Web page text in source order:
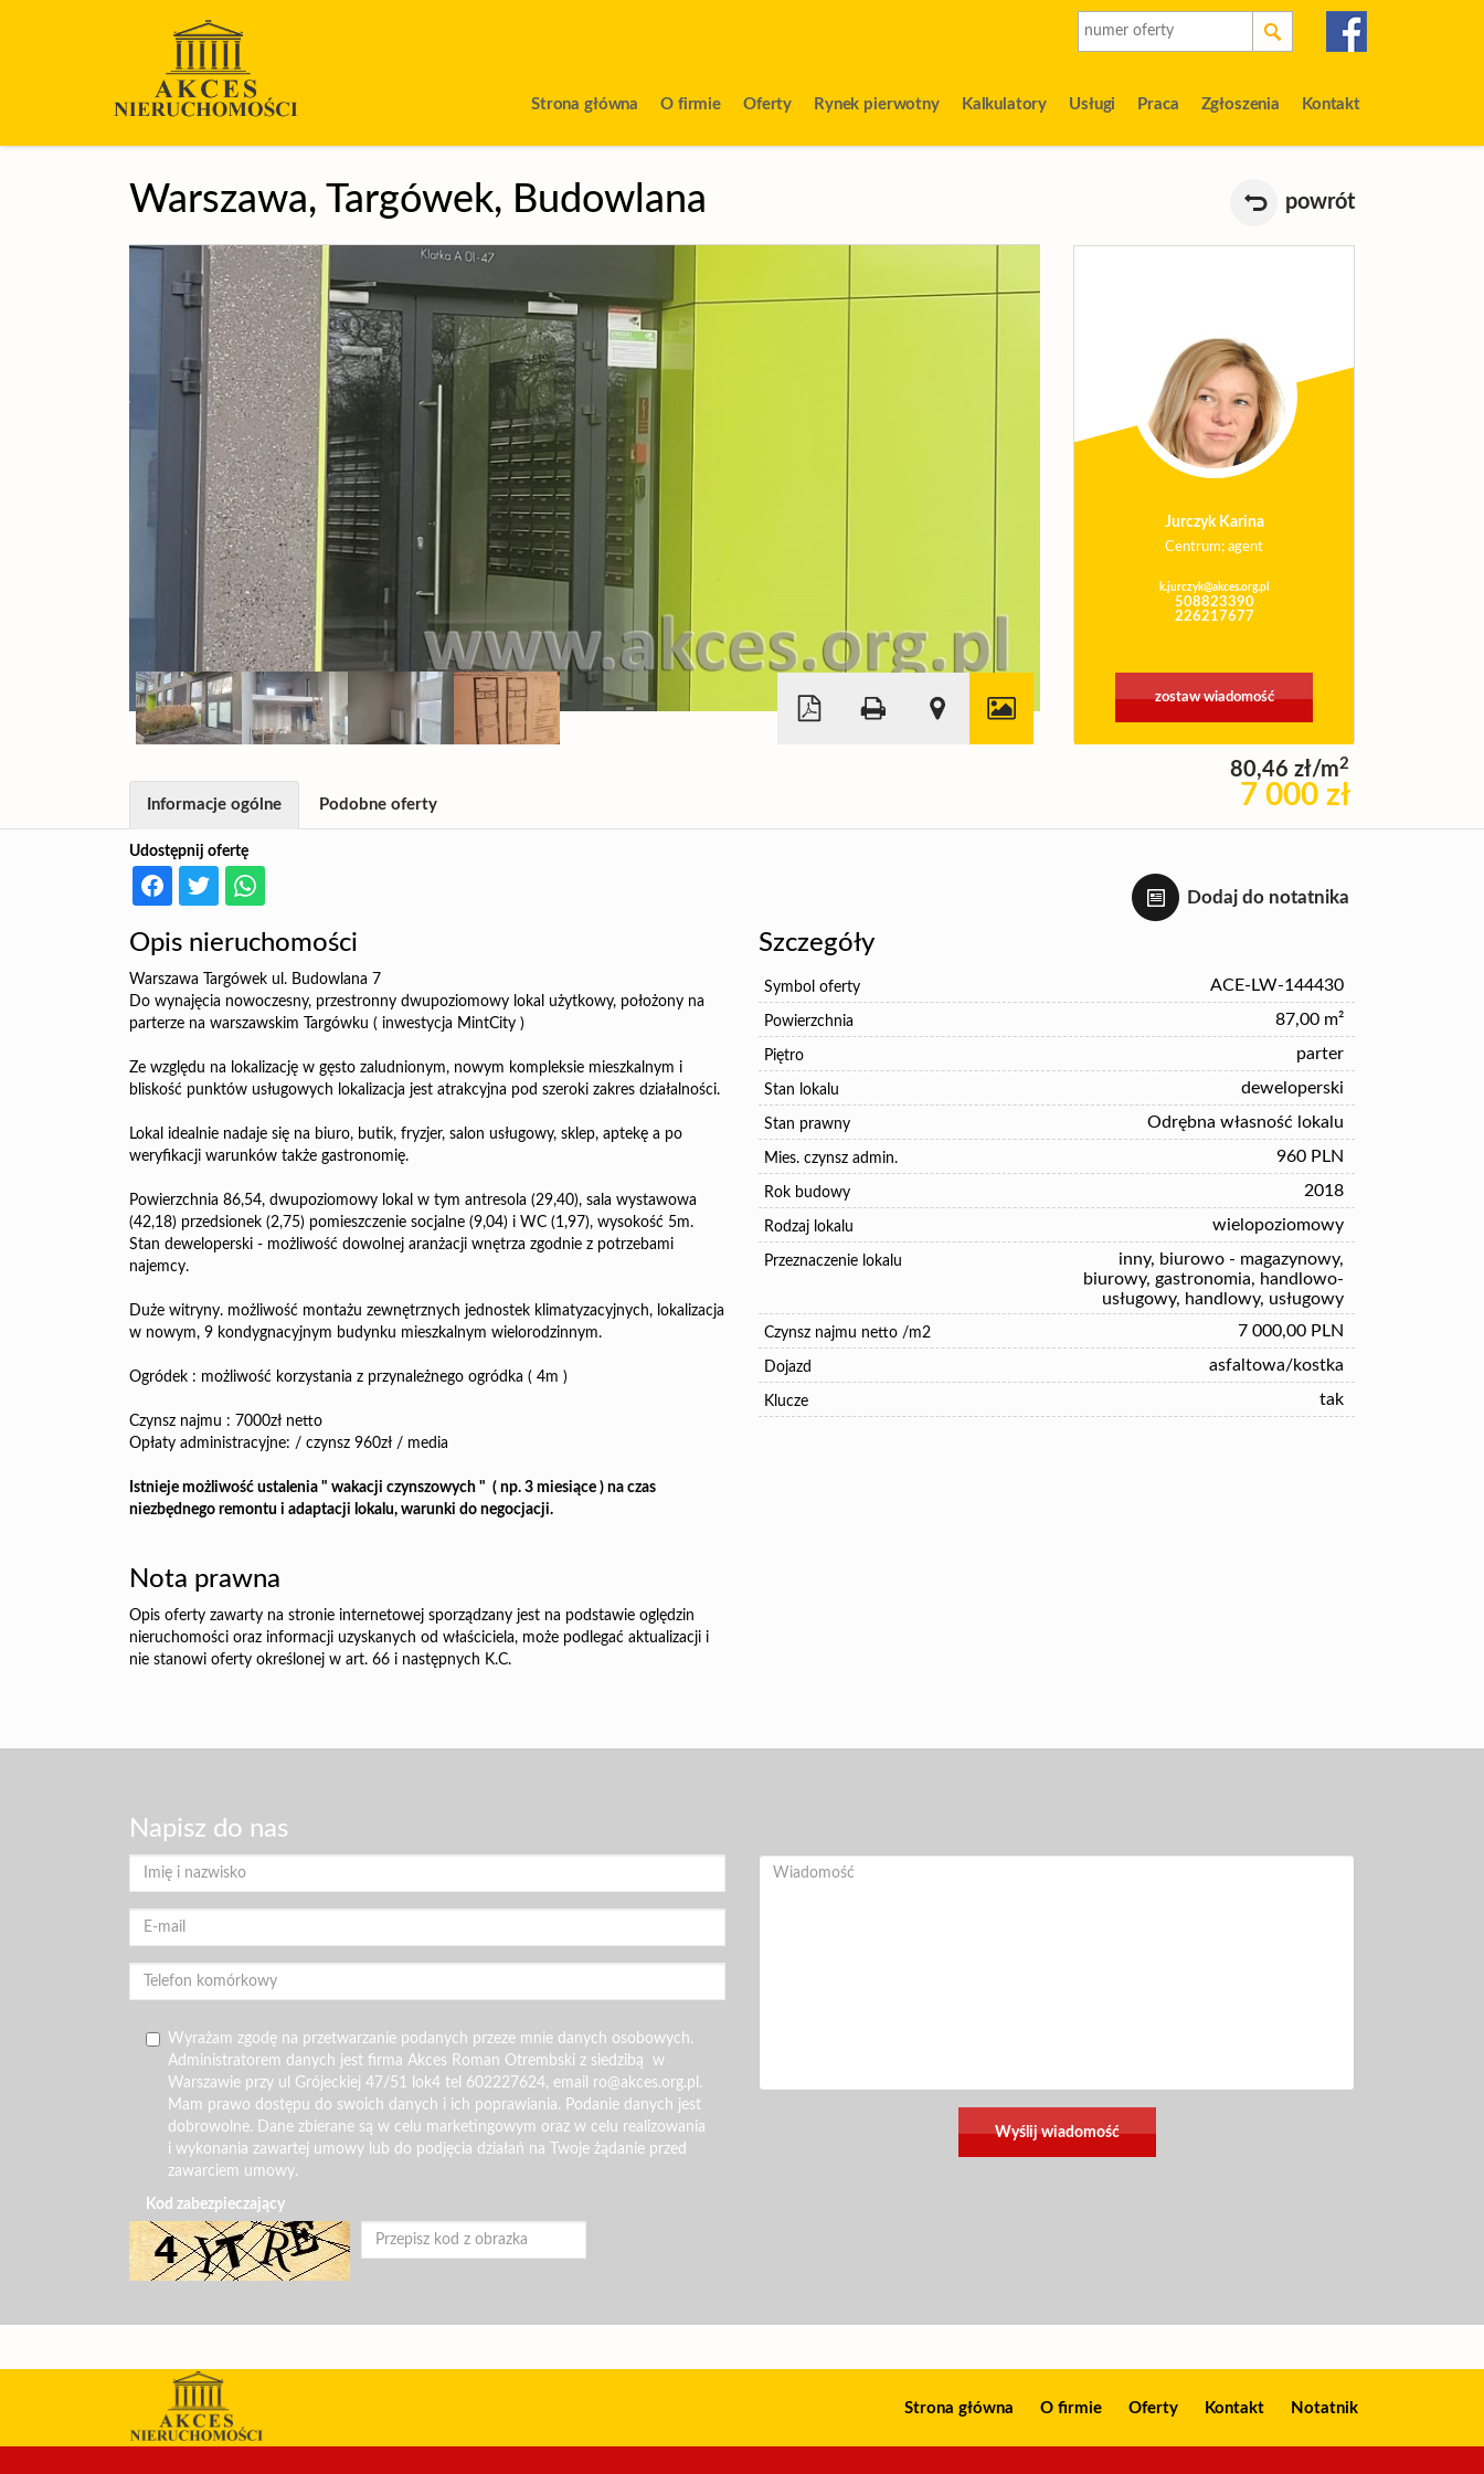
Strona główna O firmie Oferty Rynek pierwotny Kalkulatory Usługi Praca Zgłoszenia Kontakt
Warszawa, Targówek, Budowlana powrót
©OpenStreetMap contributors
Jurczyk Karina
Centrum; agent
k.jurczyk@akces.org.pl
508823390
226217677
zostaw wiadomość
80,46 zł/m2
7 000 zł
Dodaj do notatnika
Udostępnij ofertę
Informacje ogólne Podobne oferty
Opis nieruchomości
Warszawa Targówek ul. Budowlana 7
Do wynajęcia nowoczesny, przestronny dwupoziomowy lokal użytkowy, położony na
parterze na warszawskim Targówku ( inwestycja MintCity )
Ze względu na lokalizację w gęsto zaludnionym, nowym kompleksie mieszkalnym i
bliskość punktów usługowych lokalizacja jest atrakcyjna pod szeroki zakres działalności.
Lokal idealnie nadaje się na biuro, butik, fryzjer, salon usługowy, sklep, aptekę a po
weryfikacji warunków także gastronomię.
Powierzchnia 86,54, dwupoziomowy lokal w tym antresola (29,40), sala wystawowa
(42,18) przedsionek (2,75) pomieszczenie socjalne (9,04) i WC (1,97), wysokość 5m.
Stan deweloperski - możliwość dowolnej aranżacji wnętrza zgodnie z potrzebami
najemcy.
Duże witryny. możliwość montażu zewnętrznych jednostek klimatyzacyjnych, lokalizacja
w nowym, 9 kondygnacyjnym budynku mieszkalnym wielorodzinnym.
Ogródek : możliwość korzystania z przynależnego ogródka ( 4m )
Czynsz najmu : 7000zł netto
Opłaty administracyjne: / czynsz 960zł / media
Istnieje możliwość ustalenia " wakacji czynszowych " ( np. 3 miesiące ) na czas
niezbędnego remontu i adaptacji lokalu, warunki do negocjacji.
Nota prawna
Opis oferty zawarty na stronie internetowej sporządzany jest na podstawie oględzin
nieruchomości oraz informacji uzyskanych od właściciela, może podlegać aktualizacji i
nie stanowi oferty określonej w art. 66 i następnych K.C.
Szczegóły
Symbol oferty ACE-LW-144430
Powierzchnia 87,00 m²
Piętro parter
Stan lokalu deweloperski
Stan prawny Odrębna własność lokalu
Mies. czynsz admin. 960 PLN
Rok budowy 2018
Rodzaj lokalu wielopoziomowy
Przeznaczenie lokalu
inny, biurowo - magazynowy,
biurowy, gastronomia, handlowo-
usługowy, handlowy, usługowy
Czynsz najmu netto /m2 7 000,00 PLN
Dojazd asfaltowa/kostka
Klucze tak
Napisz do nas
Wyrażam zgodę na przetwarzanie podanych przeze mnie danych osobowych.
Administratorem danych jest firma Akces Roman Otrembski z siedzibą w
Warszawie przy ul Grójeckiej 47/51 lok4 tel 602227624, email ro@akces.org.pl.
Mam prawo dostępu do swoich danych i ich poprawiania. Podanie danych jest
dobrowolne. Dane zbierane są w celu marketingowym oraz w celu realizowania
i wykonania zawartej umowy lub do podjęcia działań na Twoje żądanie przed
zawarciem umowy.
Kod zabezpieczający
Strona główna O firmie Oferty Kontakt Notatnik